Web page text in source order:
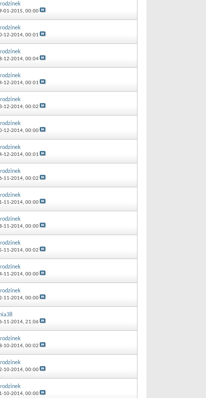
01-2015, 00:00
12-2014, 00:01
12-2014, 00:04
12-2014, 00:01
12-2014, 00:02
12-2014, 00:00
12-2014, 00:01
11-2014, 00:02
11-2014, 00:00
11-2014, 00:00
11-2014, 00:02
11-2014, 00:00
11-2014, 00:00
11-2014, 21:06
10-2014, 00:02
10-2014, 00:00
10-2014, 00:00